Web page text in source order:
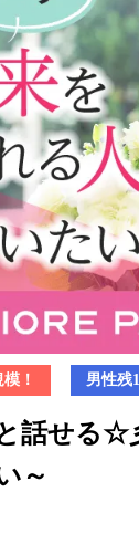
！ 男性残
話せる☆
～